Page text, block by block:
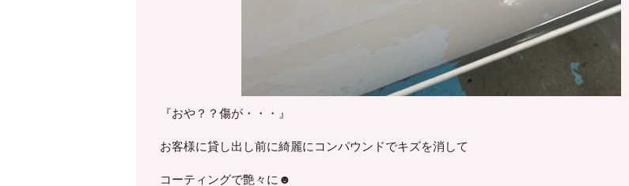
『おや？？傷が・・・』
お客様に貸し出し前に綺麗にコンパウンドでキズを消して
コーティングで艶々に☻